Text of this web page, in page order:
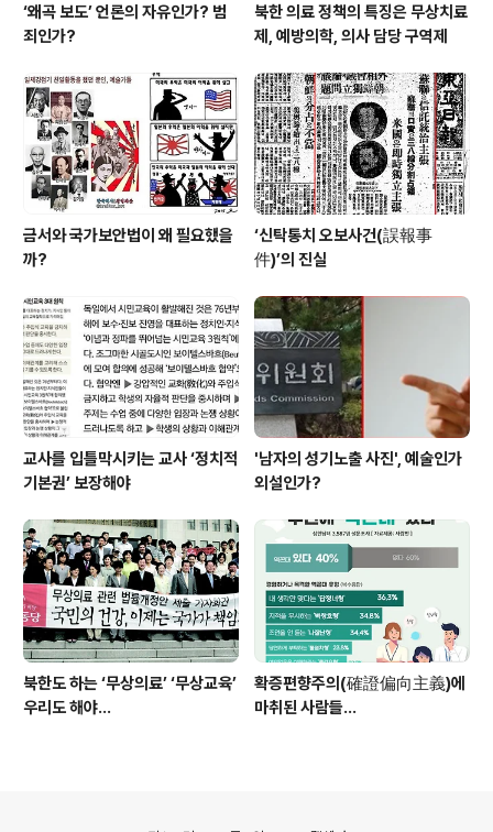
‘왜곡 보도’ 언론의 자유인가? 범
죄인가?
북한 의료 정책의 특징은 무상치료
제, 예방의학, 의사 담당 구역제
금서와 국가보안법이 왜 필요했을
까?
‘신탁통치 오보사건(誤報事
件)’의 진실
교사를 입틀막시키는 교사 ‘정치적
기본권’ 보장해야
'남자의 성기노출 사진', 예술인가
외설인가?
북한도 하는 ‘무상의료’ ‘무상교육’
우리도 해야...
확증편향주의(確證偏向主義)에
마취된 사람들...